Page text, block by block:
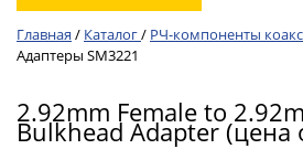
Главная / Каталог/ РЧ-компоненты
Адаптеры SM3221
2.92mm Female to
Bulkhead Adapter (цена